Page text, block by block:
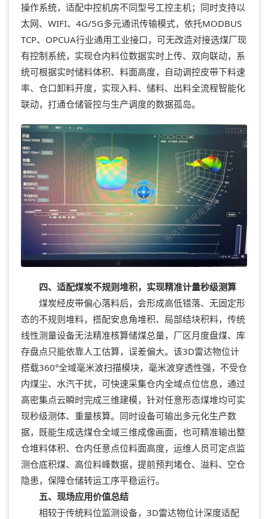
操作系统，适配中控机房不同型号工控主机；同时支持以
太网、WIFI、4G/5G多元通讯传输模式，依托MODBUS
TCP、OPCUA行业通用工业接口，可无改造对接选煤厂现
有控制系统，实现仓内料位数据实时上传、双向联动，系
统可根据实时储料体积、料面高度，自动调控皮带下料速
率、仓口卸料开度，实现入料、储料、出料全流程智能化
联动，打通仓储管控与生产调度的数据孤岛。
四、适配煤炭不规则堆积，实现精准计量秒级测算
煤炭经皮带偏心落料后，会形成高低错落、无固定形
态的不规则堆料，搭配安息角堆积、局部结块积料，传统
线性测量设备无法精准核算储煤总量，厂区月度盘煤、库
存盘点只能依靠人工估算，误差偏大。该3D雷达物位计
搭载360°全域毫米波扫描模块，毫米波穿透性强，不受仓
内煤尘、水汽干扰，可快速采集仓内全域点位信息，通过
高密集点云瞬时完成三维建模，针对任意形态煤堆均可实
现秒级测体、重量核算。同时设备可输出多元化生产数
据，既能生成选煤仓全域三维成像画面，也可精准输出整
仓堆料体积、仓内任意点位料面高度，运维人员可定点监
测仓底积煤、高位料峰数据，提前预判堵仓、溢料、空仓
隐患，保障仓储转运工序平稳运行。
五、现场应用价值总结
相较于传统料位监测设备，3D雷达物位计深度适配